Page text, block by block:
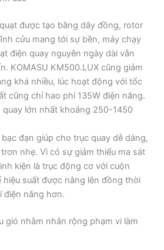
được tạo bằng dây đồng, rotor
cửu mang tới sự bền, máy chạy
điện quay nguyên ngày dài vẫn
KOMASU KM500.LUX cũng giảm
khá nhiều, lúc hoạt động với tốc
cũng chỉ hao phí 135W điện năng.
quay lớn nhất khoảng 250-1450
đạn giúp cho trục quay dễ dàng,
nhẹ. Vì có sự giảm thiểu ma sát
kiện là trục động cơ với cuộn
hiệu suất được nâng lên đồng thời
điện năng hơn.
gió nhằm nhân rộng phạm vi làm